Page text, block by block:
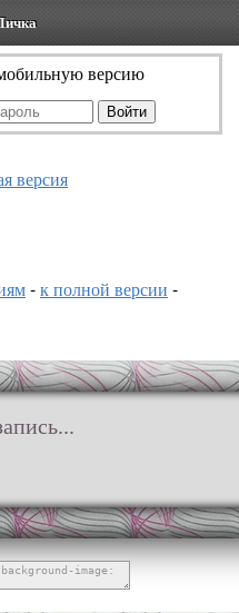
версию
версия
-к полной версии -